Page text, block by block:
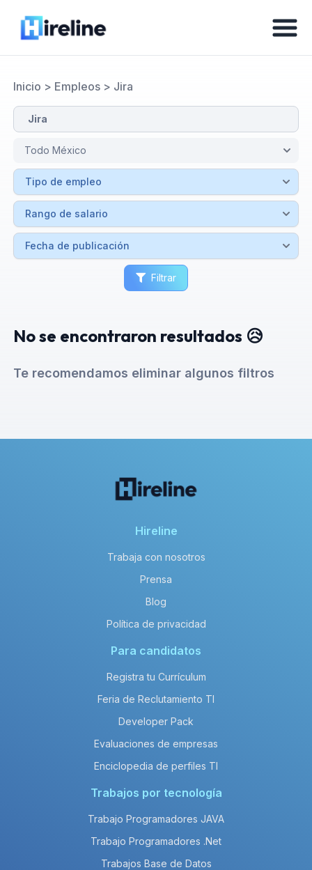
Inicio > Empleos> Jira
Filtrar
No se encontraron resultados 😥
Te recomendamos eliminar algunos filtros
Hireline
Trabaja con nosotros
Prensa
Blog
Política de privacidad
Para candidatos
Registra tu Currículum
Feria de Reclutamiento TI
Developer Pack
Evaluaciones de empresas
Enciclopedia de perfiles TI
Trabajos por tecnología
Trabajo Programadores JAVA
Trabajo Programadores .Net
Trabajos Base de Datos